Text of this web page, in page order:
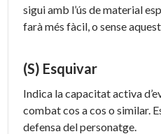
sigui amb l’ús de material
farà més fàcil, o sense
(S) Esquivar
Indica la capacitat activa
combat cos a cos o similar.
defensa del personatge.